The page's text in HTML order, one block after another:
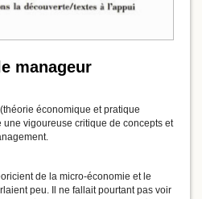
manageur
économique et pratique
vigoureuse critique de concepts et
de la micro-économie et le
peu. Il ne fallait pourtant pas voir